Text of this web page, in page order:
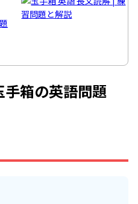
手箱の英語問題